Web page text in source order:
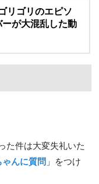
リゴリのエピソ
が大混乱した動
た件は大変失礼いた
んに質問 」をつけ